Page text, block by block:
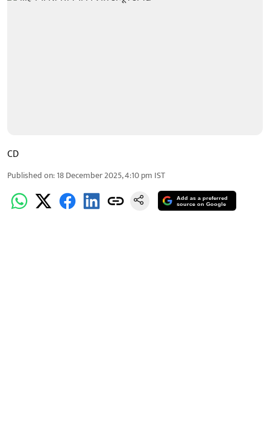
CD
Published on:18 December 2025, 4:10 pm IST
Add as a preferred
source on Google